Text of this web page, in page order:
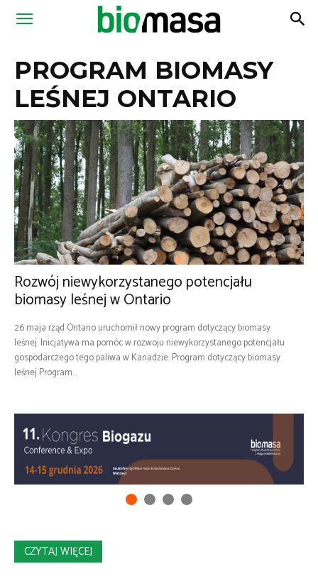
Magazyn
PROGRAM BIOMASY
LEŚNEJ ONTARIO
Rozwój niewykorzystanego potencjału
biomasy leśnej w Ontario
26 maja rząd Ontario uruchomił nowy program dotyczący biomasy
leśnej. Inicjatywa ma pomóc w rozwoju niewykorzystanego potencjału
gospodarczego tego paliwa w Kanadzie. Program dotyczący biomasy
leśnej Program...
CZYTAJ WIĘCEJ